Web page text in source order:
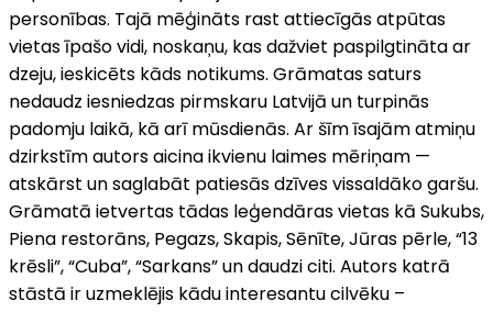
personības. Tajā mēģināts rast attiecīgās atpūtas
vietas īpašo vidi, noskaņu, kas dažviet paspilgtināta ar
dzeju, ieskicēts kāds notikums. Grāmatas saturs
nedaudz iesniedzas pirmskaru Latvijā un turpinās
padomju laikā, kā arī mūsdienās. Ar šīm īsajām atmiņu
dzirkstīm autors aicina ikvienu laimes mēriņam —
atskārst un saglabāt patiesās dzīves vissaldāko garšu.
Grāmatā ietvertas tādas leģendāras vietas kā Sukubs,
Piena restorāns, Pegazs, Skapis, Sēnīte, Jūras pērle, “13
krēsli”, “Cuba”, “Sarkans” un daudzi citi. Autors katrā
stāstā ir uzmeklējis kādu interesantu cilvēku –